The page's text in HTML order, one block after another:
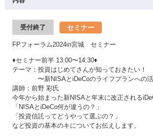
受付終了 セミナー
FPフォーラム2024in宮城 セミナー
♦セミナー前半 13:00〜14:30♦
テーマ：投資はじめてさんが知っておきたい！
〜新NISAとiDeCoのライフプランへの活
講師：前野 彩氏
今年から始まった新NISAと年末に改正される
「NISAとiDeCo何が違うの？」
「投資信託ってどうやって選ぶの？」
など投資の基本のキについてお伝えします。